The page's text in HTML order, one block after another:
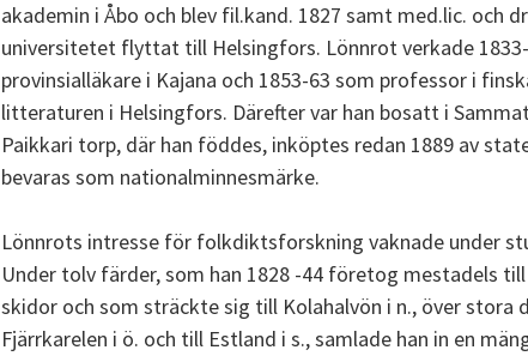
akademin i Åbo och blev fil.kand. 1827 samt med.lic. och
universitetet flyttat till Helsingfors. Lönnrot verkade
provinsialläkare i Kajana och 1853-63 som professor i
litteraturen i Helsingfors. Därefter var han bosatt i
Paikkari torp, där han föddes, inköptes redan 1889 av
bevaras som nationalminnesmärke.
Lönnrots intresse för folkdiktsforskning vaknade under
Under tolv färder, som han 1828 -44 företog mestadels
skidor och som sträckte sig till Kolahalvön i n., över stora
Fjärrkarelen i ö. och till Estland i s., samlade han in en